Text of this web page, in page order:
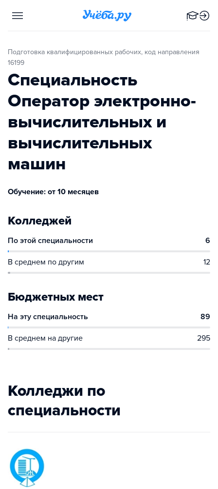
Подготовка квалифицированных рабочих, код направления
16199
Специальность
Оператор электронно-
вычислительных и
вычислительных
машин
Обучение: от 10 месяцев
Колледжей
По этой специальности 6
В среднем по другим 12
Бюджетных мест
На эту специальность 89
В среднем на другие 295
Колледжи по
специальности